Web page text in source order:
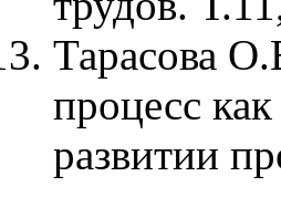
Тарасова
процесс
развитии